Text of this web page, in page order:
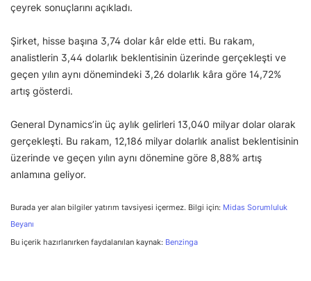
çeyrek sonuçlarını açıkladı.
Şirket, hisse başına 3,74 dolar kâr elde etti. Bu rakam,
analistlerin 3,44 dolarlık beklentisinin üzerinde gerçekleşti ve
geçen yılın aynı dönemindeki 3,26 dolarlık kâra göre 14,72%
artış gösterdi.
General Dynamics’in üç aylık gelirleri 13,040 milyar dolar olarak
gerçekleşti. Bu rakam, 12,186 milyar dolarlık analist beklentisinin
üzerinde ve geçen yılın aynı dönemine göre 8,88% artış
anlamına geliyor.
Burada yer alan bilgiler yatırım tavsiyesi içermez. Bilgi için: Midas Sorumluluk
Beyanı
Bu içerik hazırlanırken faydalanılan kaynak: Benzinga